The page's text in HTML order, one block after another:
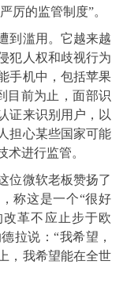
厉的监管制度”。
到滥用。它越来越
犯人权和歧视行为
手机中，包括苹果
目前为止，面部识
证来识别用户，以
担心某些国家可能
进行监管。
位微软老板赞扬了
称这是一个“很好
革不应止步于欧
拉说：“我希望，
，我希望能在全世